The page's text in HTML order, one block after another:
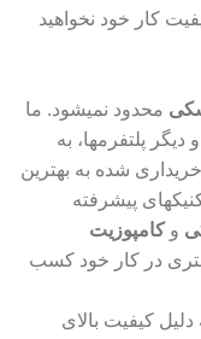
کار خود نخواهید
محدود نمیشود. ما
پلتفرمها، به
شده به بهترین
پیشرفته
وکامپوزیت
در کار خود کسب
دلیل کیفیت بالای